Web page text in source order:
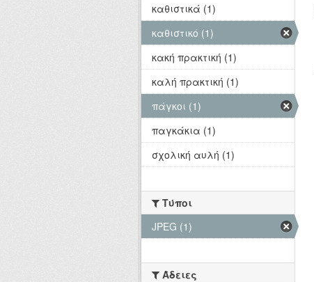
καθιστικά (1)
καθιστικό (1)
κακή πρακτική (1)
καλή πρακτική (1)
πάγκοι (1)
παγκάκια (1)
σχολική αυλή (1)
Τύποι
JPEG (1)
Άδειες